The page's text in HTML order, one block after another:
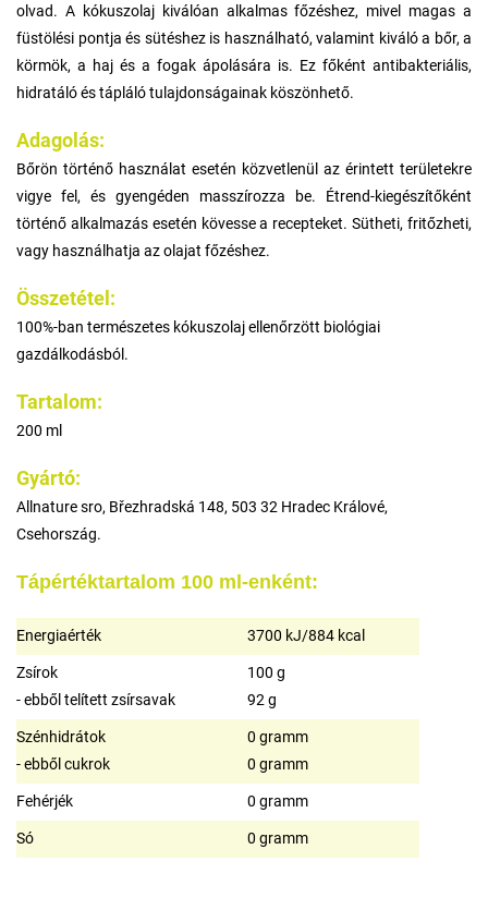
olvad. A kókuszolaj kiválóan alkalmas főzéshez, mivel magas a
füstölési pontja és sütéshez is használható, valamint kiváló a bőr, a
körmök, a haj és a fogak ápolására is. Ez főként antibakteriális,
hidratáló és tápláló tulajdonságainak köszönhető.
Adagolás:
Bőrön történő használat esetén közvetlenül az érintett területekre
vigye fel, és gyengéden masszírozza be. Étrend-kiegészítőként
történő alkalmazás esetén kövesse a recepteket. Sütheti, fritőzheti,
vagy használhatja az olajat főzéshez.
Összetétel:
100%-ban természetes kókuszolaj ellenőrzött biológiai
gazdálkodásból.
Tartalom:
200 ml
Gyártó:
Allnature sro, Březhradská 148, 503 32 Hradec Králové,
Csehország.
Tápértéktartalom 100 ml-enként:
Energiaérték 3700 kJ/884 kcal
Zsírok
- ebből telített zsírsavak
100 g
92 g
Szénhidrátok
- ebből cukrok
0 gramm
0 gramm
Fehérjék 0 gramm
Só 0 gramm